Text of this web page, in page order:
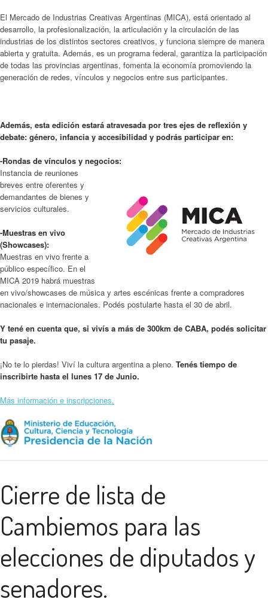
El Mercado de Industrias Creativas Argentinas (MICA), está orientado al
desarrollo, la profesionalización, la articulación y la circulación de las
industrias de los distintos sectores creativos, y funciona siempre de manera
abierta y gratuita. Además, es un programa federal, garantiza la participación
de todas las provincias argentinas, fomenta la economía promoviendo la
generación de redes, vínculos y negocios entre sus participantes.
Además, esta edición estará atravesada por tres ejes de reflexión y
debate: género, infancia y accesibilidad y podrás participar en:
-Rondas de vínculos y negocios:
Instancia de reuniones
breves entre oferentes y
demandantes de bienes y
servicios culturales.
-Muestras en vivo
(Showcases):
Muestras en vivo frente a
público específico. En el
MICA 2019 habrá muestras
en vivo/showcases de música y artes escénicas frente a compradores
nacionales e internacionales. Podés postularte hasta el 30 de abril.
Y tené en cuenta que, si vivís a más de 300km de CABA, podés solicitar
tu pasaje.
¡No te lo pierdas! Viví la cultura argentina a pleno. Tenés tiempo de
inscribirte hasta el lunes 17 de Junio.
Más información e inscripciones.
Cierre de lista de
Cambiemos para las
elecciones de diputados y
senadores.